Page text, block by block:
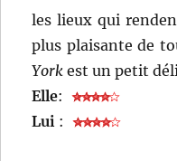
les lieux qui
plus plaisante de
York est un petit
Elle:
Lui :